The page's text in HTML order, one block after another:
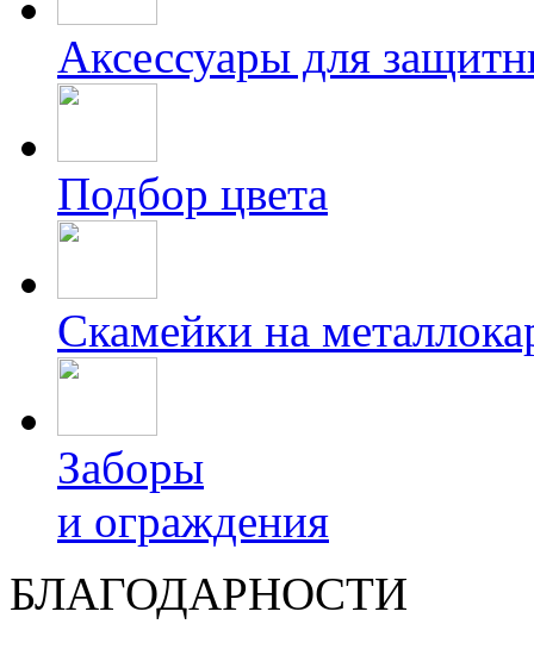
Аксессуары для
Подбор цвета
Скамейки на
Заборы
и ограждения
БЛАГОДАРНОСТИ